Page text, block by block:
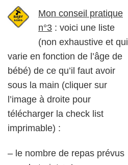
Mon conseil pratique
n°3 : voici une liste
(non exhaustive et qui
varie en fonction de l’âge de
bébé) de ce qu’il faut avoir
sous la main (cliquer sur
l’image à droite pour
télécharger la check list
imprimable) :
– le nombre de repas prévus